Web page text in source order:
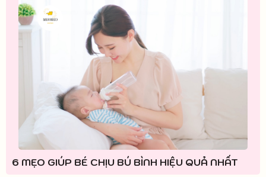
6 MẸO GIÚP BÉ CHỊU BÚ BÌNH HIỆU QUẢ NHẤT